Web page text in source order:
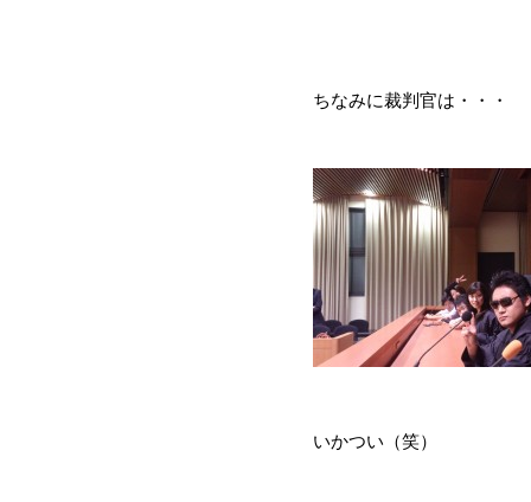
ちなみに裁判官は・・・
いかつい（笑）